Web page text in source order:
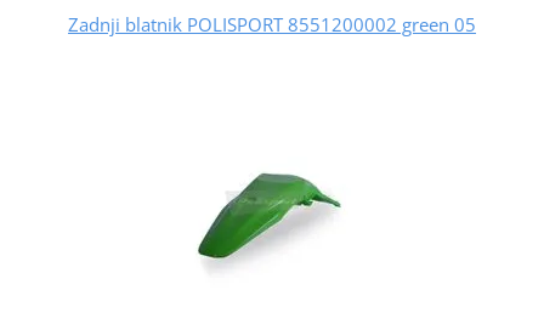
Zadnji blatnik POLISPORT 8551200002 green 05